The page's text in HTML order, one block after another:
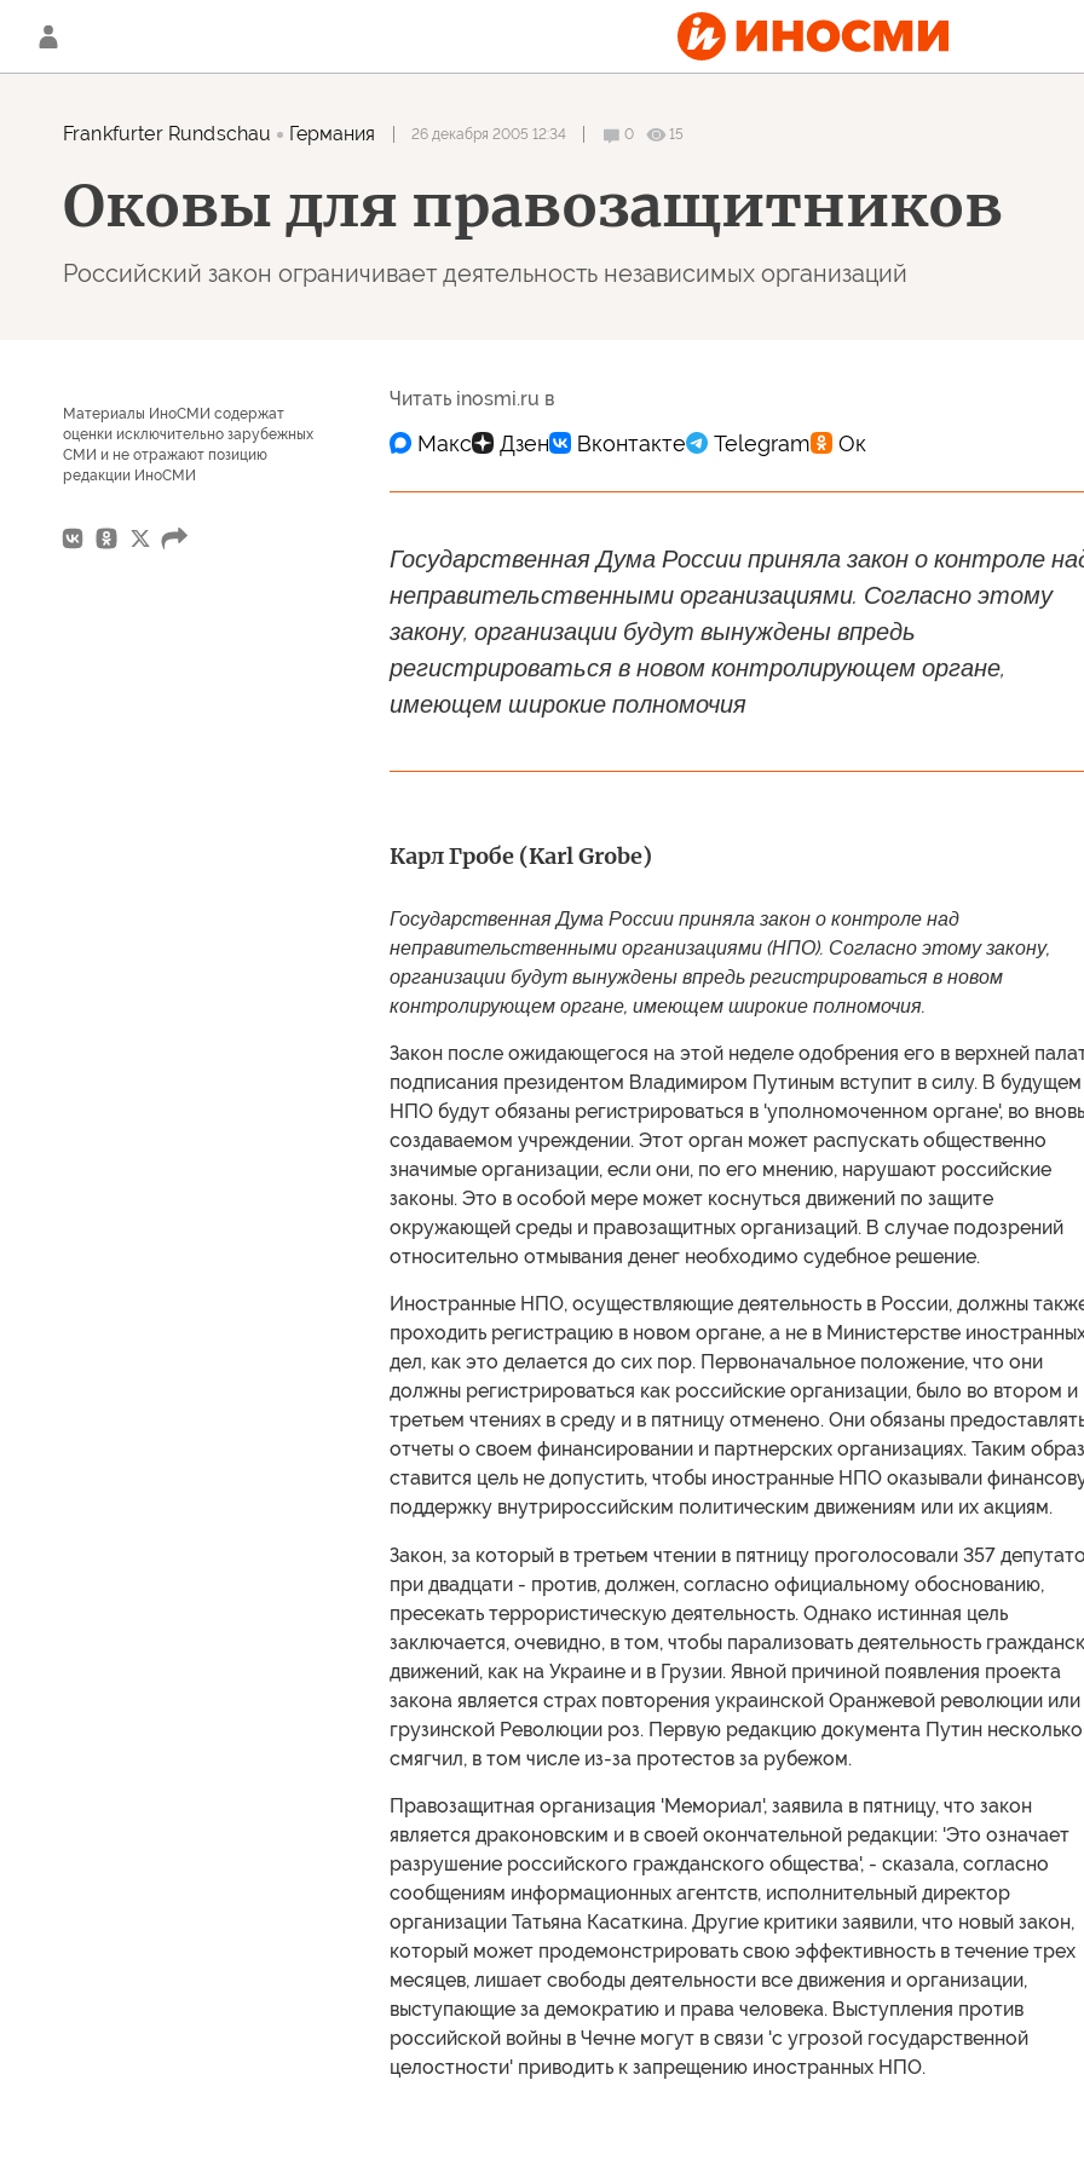
Frankfurter Rundschau Германия 26 декабря 2005 12:34 0 15
Оковы для правозащитников
Российский закон ограничивает деятельность независимых организаций
Материалы ИноСМИ содержат
оценки исключительно зарубежных
СМИ и не отражают позицию
редакции ИноСМИ
Читать inosmi.ru в
Государственная Дума России приняла закон о контроле
неправительственными организациями. Согласно этому
закону, организации будут вынуждены впредь
регистрироваться в новом контролирующем органе,
имеющем широкие полномочия
Карл Гробе (Karl Grobe)
Государственная Дума России приняла закон о контроле над
неправительственными организациями (НПО). Согласно этому закону,
организации будут вынуждены впредь регистрироваться в новом
контролирующем органе, имеющем широкие полномочия.
Закон после ожидающегося на этой неделе одобрения его в верхней
подписания президентом Владимиром Путиным вступит в силу. В будущем
НПО будут обязаны регистрироваться в 'уполномоченном органе', во вновь
создаваемом учреждении. Этот орган может распускать общественно
значимые организации, если они, по его мнению, нарушают российские
законы. Это в особой мере может коснуться движений по защите
окружающей среды и правозащитных организаций. В случае подозрений
относительно отмывания денег необходимо судебное решение.
Иностранные НПО, осуществляющие деятельность в России, должны
проходить регистрацию в новом органе, а не в Министерстве
дел, как это делается до сих пор. Первоначальное положение, что они
должны регистрироваться как российские организации, было во втором и
третьем чтениях в среду и в пятницу отменено. Они обязаны
отчеты о своем финансировании и партнерских организациях. Таким
ставится цель не допустить, чтобы иностранные НПО оказывали
поддержку внутрироссийским политическим движениям или их акциям.
Закон, за который в третьем чтении в пятницу проголосовали 357
при двадцати - против, должен, согласно официальному обоснованию,
пресекать террористическую деятельность. Однако истинная цель
заключается, очевидно, в том, чтобы парализовать деятельность
движений, как на Украине и в Грузии. Явной причиной появления проекта
закона является страх повторения украинской Оранжевой революции или
грузинской Революции роз. Первую редакцию документа Путин несколько
смягчил, в том числе из-за протестов за рубежом.
Правозащитная организация 'Мемориал', заявила в пятницу, что закон
является драконовским и в своей окончательной редакции: 'Это означает
разрушение российского гражданского общества', - сказала, согласно
сообщениям информационных агентств, исполнительный директор
организации Татьяна Касаткина. Другие критики заявили, что новый закон,
который может продемонстрировать свою эффективность в течение трех
месяцев, лишает свободы деятельности все движения и организации,
выступающие за демократию и права человека. Выступления против
российской войны в Чечне могут в связи 'с угрозой государственной
целостности' приводить к запрещению иностранных НПО.